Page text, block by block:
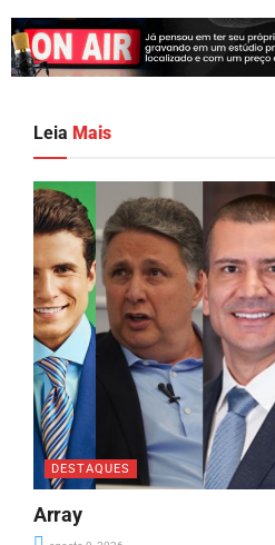
Leia Mais
DESTAQUES
Array